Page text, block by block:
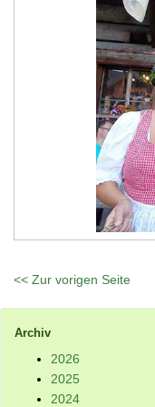
<< Zur vorigen Seite
Archiv
2026
2025
2024